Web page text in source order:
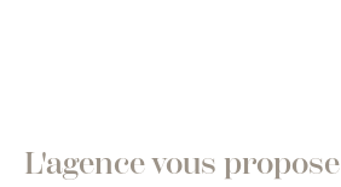
L'agence vous propose